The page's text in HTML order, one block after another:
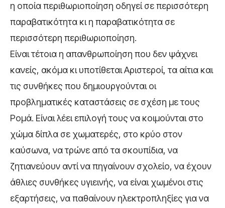
η οποία περιθωριοποίηση οδηγεί σε περισσότερη
παραβατικότητα κι η παραβατικότητα σε
περισσότερη περιθωριοποίηση.
Είναι τέτοια η απανθρωποίηση που δεν ψάχνει
κανείς, ακόμα κι υποτίθεται Αριστεροί, τα αίτια και
τις συνθήκες που δημιουργούνται οι
προβληματικές καταστάσεις σε σχέση με τους
Ρομά. Είναι λέει επιλογή τους να κοιμούνται στο
χώμα δίπλα σε χωματερές, στο κρύο στον
καύσωνα, να τρώνε από τα σκουπίδια, να
ζητιανεύουν αντί να πηγαίνουν σχολείο, να έχουν
άθλιες συνθήκες υγιεινής, να είναι χωμένοι στις
εξαρτήσεις, να παθαίνουν ηλεκτροπληξίες για να